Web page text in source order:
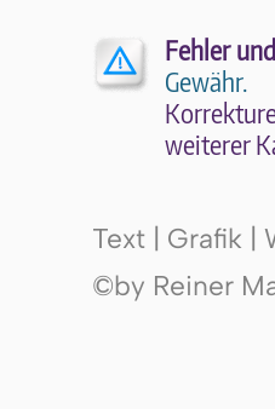
Fehler
Gewähr.
wei­te­rer
Text | Grafik |
©by Reiner